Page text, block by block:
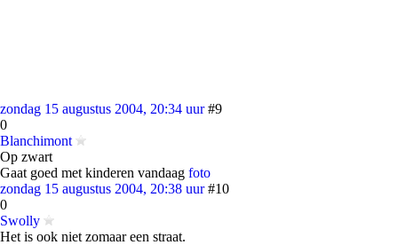
zondag 15 augustus 2004, 20:34 uur #9
0
Blanchimont
Op zwart
Gaat goed met kinderen vandaag foto
zondag 15 augustus 2004, 20:38 uur #10
0
Swolly
Het is ook niet zomaar een straat.